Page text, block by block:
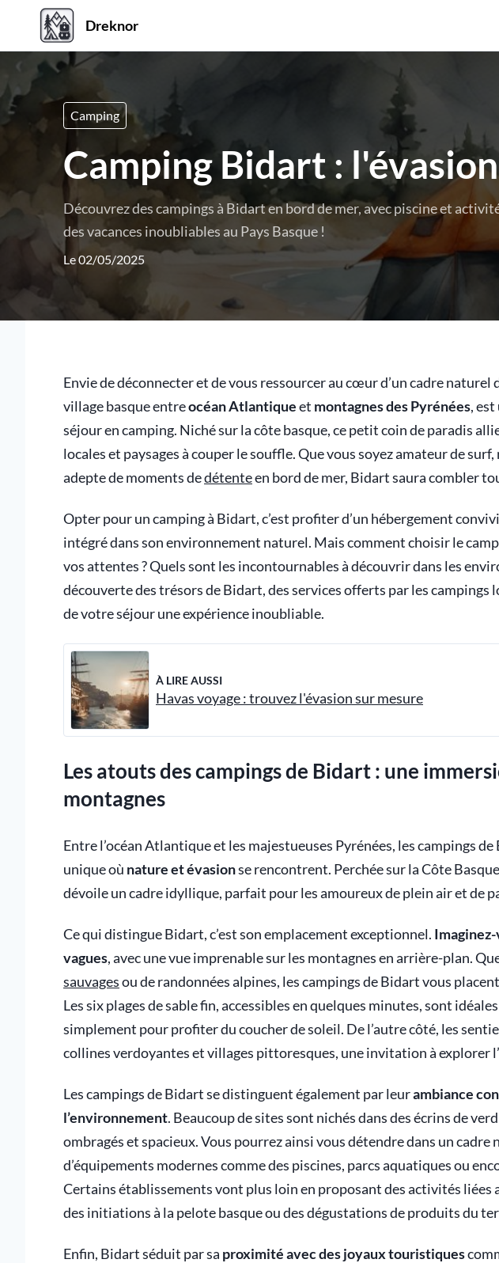
Dreknor
Camping
Camping Bidart :
Découvrez des campings à Bidart en bord de mer, avec piscine et
des vacances inoubliables au Pays Basque !
Le 02/05/2025
Envie de déconnecter et de vous ressourcer au cœur d’un cadre naturel
village basque entreocéan Atlantiqueet montagnes des Pyrénées,
séjour en camping. Niché sur la côte basque, ce petit coin de paradis
locales et paysages à couper le souffle. Que vous soyez amateur de
adepte de moments dedétenteen bord de mer, Bidart saura combler
Opter pour un camping à Bidart, c’est profiter d’un hébergement
intégré dans son environnement naturel. Mais comment choisir le
vos attentes ? Quels sont les incontournables à découvrir dans les
découverte des trésors de Bidart, des services offerts par les campings
de votre séjour une expérience inoubliable.
À LIRE AUSSI
Havas voyage : trouvez l'évasion sur mesure
Les atouts des campings de Bidart : une
montagnes
Entre l’océan Atlantique et les majestueuses Pyrénées, les campings
unique où nature et évasionse rencontrent. Perchée sur la Côte
dévoile un cadre idyllique, parfait pour les amoureux de plein air et de
Ce qui distingue Bidart, c’est son emplacement exceptionnel.
vagues, avec une vue imprenable sur les montagnes en arrière-plan.
sauvagesou de randonnées alpines, les campings de Bidart vous
Les six plages de sable fin, accessibles en quelques minutes, sont
simplement pour profiter du coucher de soleil. De l’autre côté, les
collines verdoyantes et villages pittoresques, une invitation à explorer
Les campings de Bidart se distinguent également par leurambiance
l’environnement. Beaucoup de sites sont nichés dans des écrins de
ombragés et spacieux. Vous pourrez ainsi vous détendre dans un
d’équipements modernes comme des piscines, parcs aquatiques ou
Certains établissements vont plus loin en proposant des activités liées
des initiations à la pelote basque ou des dégustations de produits du
Enfin, Bidart séduit par sa proximité avec des joyaux touristiques